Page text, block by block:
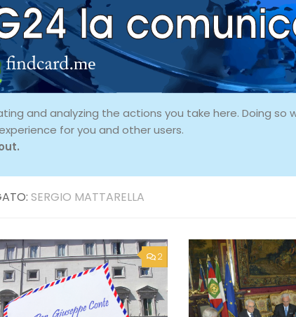
and analyzing the actions you take here. Doing so
for you and other users.
SERGIO MATTARELLA
2